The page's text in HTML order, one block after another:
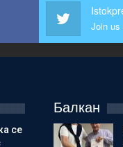
Join us
се
Балкан